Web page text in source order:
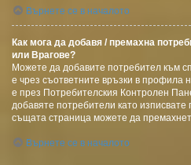
Върнете се в началото
Как мога да добавя / премахна
или Врагове?
Можете да добавите потребител към
е чрез съответните връзки в профила
е през Потребителския Контролен
добавяте потребители като
същата страница можете да
Върнете се в началото